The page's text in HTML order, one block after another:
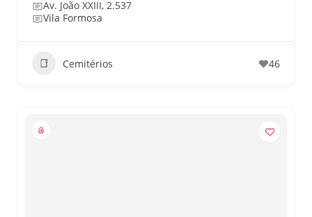
Av. João XXIII, 2.537
Vila Formosa
Cemitérios 46